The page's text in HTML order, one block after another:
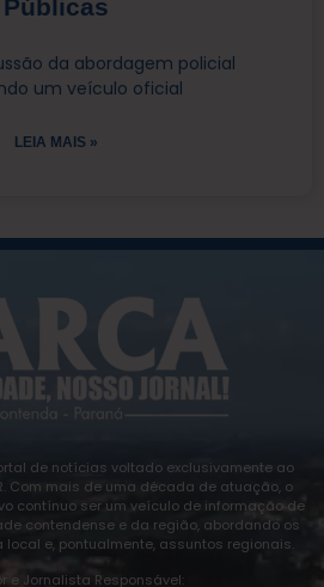
Públicas
da abordagem policial
um veículo oficial
LEIA MAIS »
de notícias voltado exclusivamente ao
Com mais de uma década de atuação, o
contínuo ser um veículo de informação de
contendense e da região, abordando os
e, pontualmente, assuntos regionais.
e Jornalista Responsável: